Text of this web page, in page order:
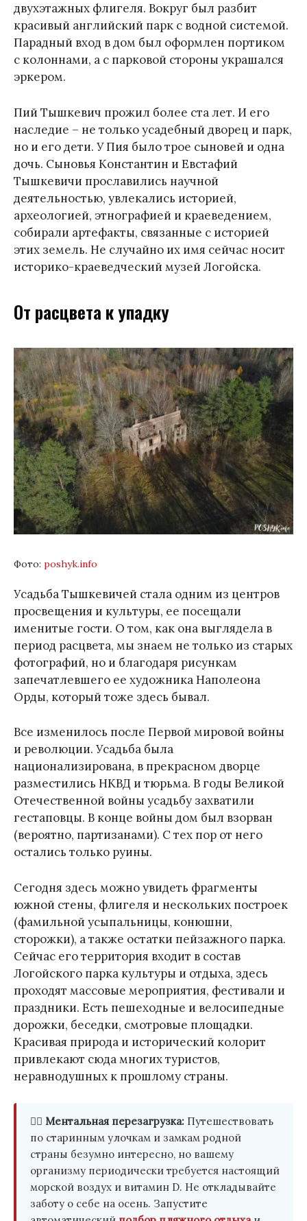
двухэтажных флигеля. Вокруг был разбит
красивый английский парк с водной системой.
Парадный вход в дом был оформлен портиком
с колоннами, а с парковой стороны украшался
эркером.
Пий Тышкевич прожил более ста лет. И его
наследие – не только усадебный дворец и парк,
но и его дети. У Пия было трое сыновей и одна
дочь. Сыновья Константин и Евстафий
Тышкевичи прославились научной
деятельностью, увлекались историей,
археологией, этнографией и краеведением,
собирали артефакты, связанные с историей
этих земель. Не случайно их имя сейчас носит
историко-краеведческий музей Логойска.
От расцвета к упадку
Фото: poshyk.info
Усадьба Тышкевичей стала одним из центров
просвещения и культуры, ее посещали
именитые гости. О том, как она выглядела в
период расцвета, мы знаем не только из старых
фотографий, но и благодаря рисункам
запечатлевшего ее художника Наполеона
Орды, который тоже здесь бывал.
Все изменилось после Первой мировой войны
и революции. Усадьба была
национализирована, в прекрасном дворце
разместились НКВД и тюрьма. В годы Великой
Отечественной войны усадьбу захватили
гестаповцы. В конце войны дом был взорван
(вероятно, партизанами). С тех пор от него
остались только руины.
Сегодня здесь можно увидеть фрагменты
южной стены, флигеля и нескольких построек
(фамильной усыпальницы, конюшни,
сторожки), а также остатки пейзажного парка.
Сейчас его территория входит в состав
Логойского парка культуры и отдыха, здесь
проходят массовые мероприятия, фестивали и
праздники. Есть пешеходные и велосипедные
дорожки, беседки, смотровые площадки.
Красивая природа и исторический колорит
привлекают сюда многих туристов,
неравнодушных к прошлому страны.
🏄‍♂️ Ментальная перезагрузка: Путешествовать
по старинным улочкам и замкам родной
страны безумно интересно, но вашему
организму периодически требуется настоящий
морской воздух и витамин D. Не откладывайте
заботу о себе на осень. Запустите